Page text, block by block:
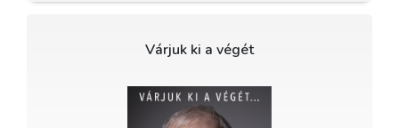
Várjuk ki a végét